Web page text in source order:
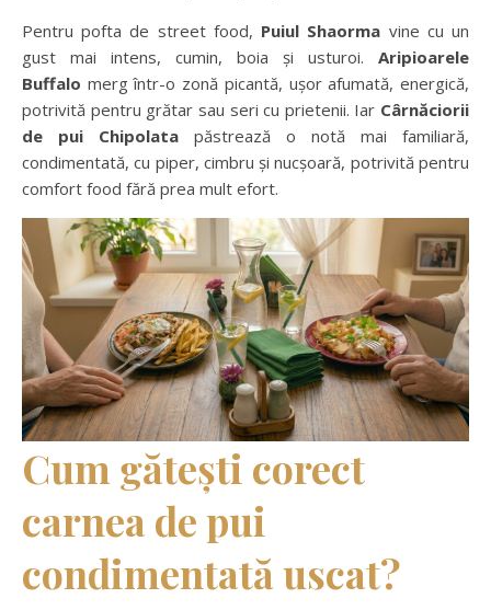
Pentru pofta de street food, Puiul Shaorma vine cu un
gust mai intens, cumin, boia și usturoi. Aripioarele
Buffalo merg într-o zonă picantă, ușor afumată, energică,
potrivită pentru grătar sau seri cu prietenii. Iar Cârnăciorii
de pui Chipolata păstrează o notă mai familiară,
condimentată, cu piper, cimbru și nucșoară, potrivită pentru
comfort food fără prea mult efort.
Cum gătești corect
carnea de pui
condimentată uscat?